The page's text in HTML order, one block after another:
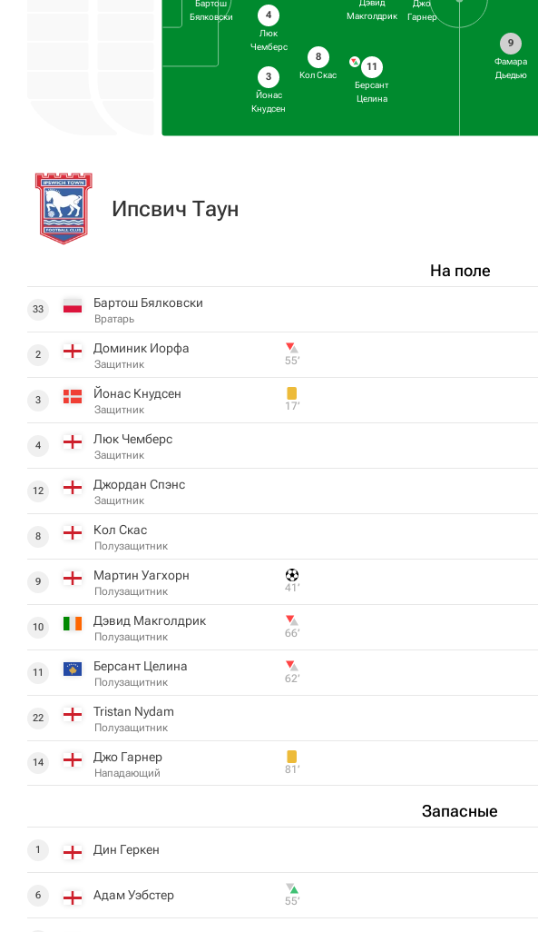
Бартош
Бялковски
4
Люк
Чемберс
3
Йонас
Кнудсен
8
Кол Скас
Дэвид
Макголдрик
11
Берсант
Целина
Джо
Гарнер
9
Фамара
Дьедью
Ипсвич Таун
На поле
33 Бартош Бялковски
Вратарь
2 Доминик Иорфа
Защитник 55‎’‎
3 Йонас Кнудсен
Защитник 17‎’‎
4 Люк Чемберс
Защитник
12 Джордан Спэнс
Защитник
8 Кол Скас
Полузащитник
9 Мартин Уагхорн
Полузащитник 41‎’‎
10 Дэвид Макголдрик
Полузащитник 66‎’‎
11 Берсант Целина
Полузащитник 62‎’‎
22 Tristan Nydam
Полузащитник
14 Джо Гарнер
Нападающий 81‎’‎
Запасные
1 Дин Геркен
6 Адам Уэбстер 55‎’‎